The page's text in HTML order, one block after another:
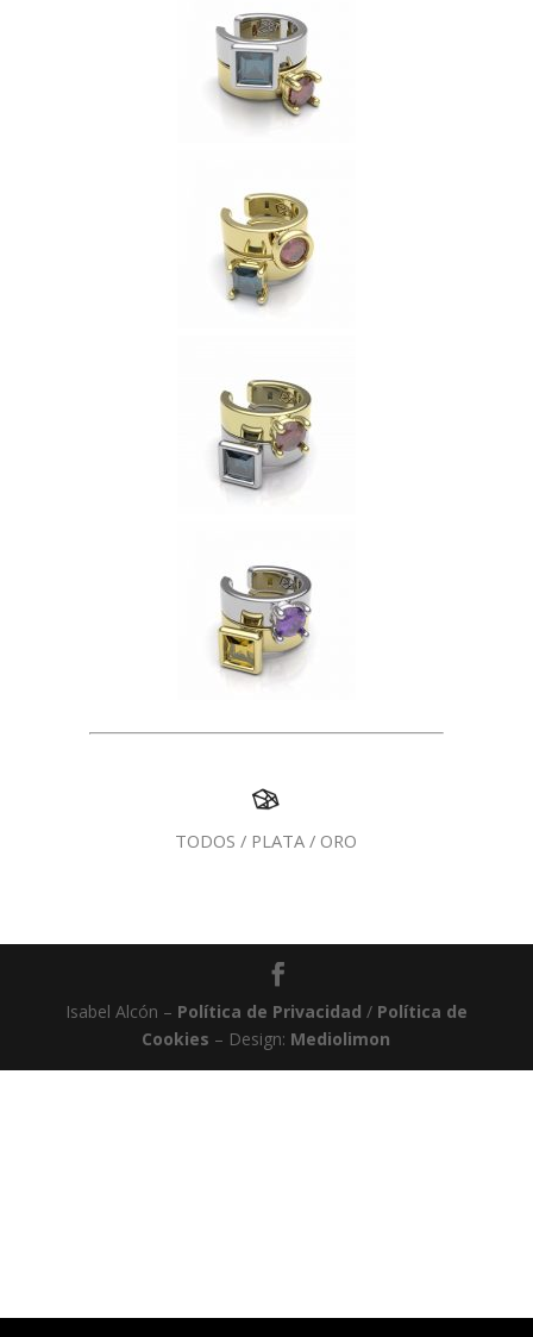
TODOS / PLATA / ORO
Isabel Alcón – Política de Privacidad / Política de
Cookies – Design: Mediolimon